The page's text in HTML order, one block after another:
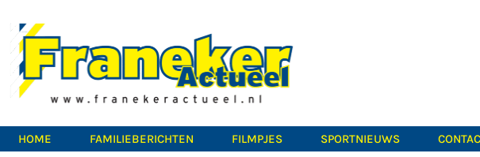
HOME FAMILIEBERICHTEN FILMPJES SPORTNIEUWS